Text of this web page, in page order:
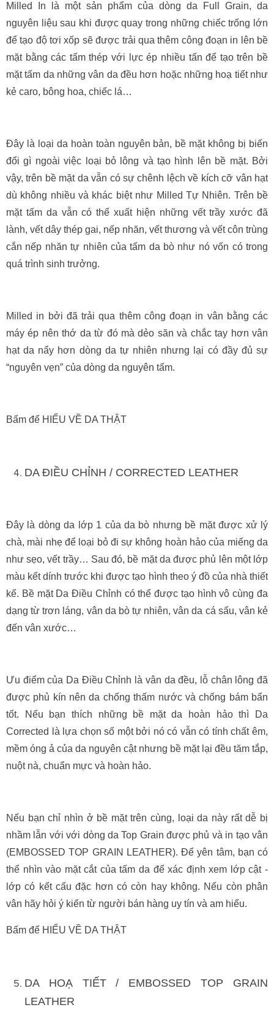
Milled In là một sản phẩm của dòng da Full Grain, da
nguyên liệu sau khi được quay trong những chiếc trống lớn
để tạo độ tơi xốp sẽ được trải qua thêm công đoạn in lên bề
mặt bằng các tấm thép với lực ép nhiều tấn để tạo trên bề
mặt tấm da những vân da đều hơn hoặc những hoạ tiết như
kẻ caro, bông hoa, chiếc lá…
Đây là loại da hoàn toàn nguyên bản, bề mặt không bị biến
đổi gì ngoài việc loại bỏ lông và tạo hình lên bề mặt. Bởi
vậy, trên bề mặt da vẫn có sự chênh lệch về kích cỡ vân hạt
dù không nhiều và khác biệt như Milled Tự Nhiên. Trên bề
mặt tấm da vẫn có thể xuất hiện những vết trầy xước đã
lành, vết dây thép gai, nếp nhăn, vết thương và vết côn trùng
cắn nếp nhăn tự nhiên của tấm da bò như nó vốn có trong
quá trình sinh trưởng.
Milled in bởi đã trải qua thêm công đoạn in vân bằng các
máy ép nên thớ da từ đó mà dẻo săn và chắc tay hơn vân
hạt da nẩy hơn dòng da tự nhiên nhưng lại có đầy đủ sự
“nguyên vẹn” của dòng da nguyên tấm.
Bấm để HIỂU VỀ DA THẬT
DA ĐIỀU CHỈNH / CORRECTED LEATHER
Đây là dòng da lớp 1 của da bò nhưng bề mặt được xử lý
chà, mài nhẹ để loại bỏ đi sự không hoàn hảo của miếng da
như sẹo, vết trầy… Sau đó, bề mặt da được phủ lên một lớp
màu kết dính trước khi được tạo hình theo ý đồ của nhà thiết
kế. Bề mặt Da Điều Chỉnh có thể được tạo hình vô cùng đa
dạng từ trơn láng, vân da bò tự nhiên, vân da cá sấu, vân kẻ
đến vân xước…
Ưu điểm của Da Điều Chỉnh là vân da đều, lỗ chân lông đã
được phủ kín nên da chống thấm nước và chống bám bẩn
tốt. Nếu bạn thích những bề mặt da hoàn hảo thì Da
Corrected là lựa chọn số một bởi nó có vẫn có tính chất êm,
mềm óng ả của da nguyên cật nhưng bề mặt lại đều tăm tắp,
nuột nà, chuẩn mực và hoàn hảo.
Nếu bạn chỉ nhìn ở bề mặt trên cùng, loại da này rất dễ bị
nhầm lẫn với với dòng da Top Grain được phủ và in tạo vân
(EMBOSSED TOP GRAIN LEATHER). Để yên tâm, bạn có
thể nhìn vào mặt cắt của tấm da để xác định xem lớp cật -
lớp có kết cấu đặc hơn có còn hay không. Nếu còn phân
vân hãy hỏi ý kiến từ người bán hàng uy tín và am hiểu.
Bấm để HIỂU VỀ DA THẬT
DA HOẠ TIẾT / EMBOSSED TOP GRAIN
LEATHER